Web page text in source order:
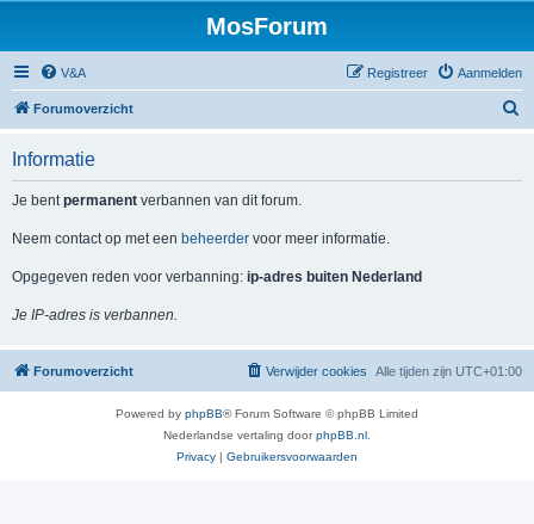
MosForum
V&A Aanmelden
Registreer
Forumoverzicht
Informatie
Je bentpermanent verbannen van dit forum.
Neem contact op met een beheerder voor meer informatie.
Opgegeven reden voor verbanning: ip-adres buiten Nederland
Je IP-adres is verbannen.
Forumoverzicht Alle tijden zijn UTC+01:00
Verwijder cookies
Powered by phpBB® Forum Software © phpBB Limited
Nederlandse vertaling doorphpBB.nl
Privacy | Gebruikersvoorwaarden